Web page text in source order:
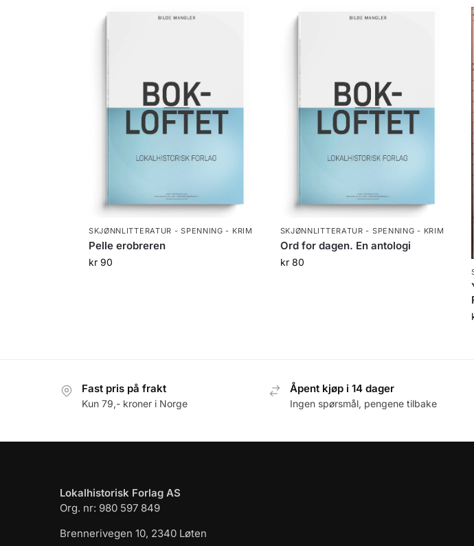
SKJØNNLITTERATUR - SPENNING - KRIM
Pelle erobreren
kr90
SKJØNNLITTERATUR - SPENNING - KRIM
Ord for dagen. En antologi
kr80
Fast pris på frakt
Kun 79,- kroner i Norge
Åpent kjøp i 14 dager
Ingen spørsmål, pengene tilbake
Lokalhistorisk Forlag AS
Org. nr: 980 597 849
Brennerivegen 10, 2340 Løten